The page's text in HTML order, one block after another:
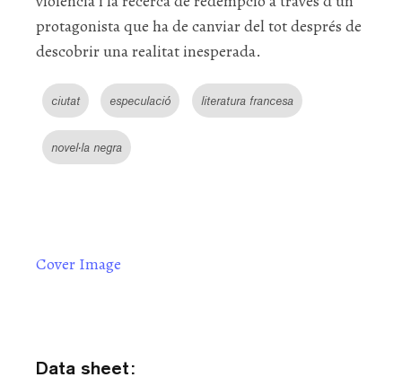
protagonista que ha de canviar del tot després de
descobrir una realitat inesperada.
ciutat especulació literatura francesa
novel·la negra
Cover Image
Data sheet: